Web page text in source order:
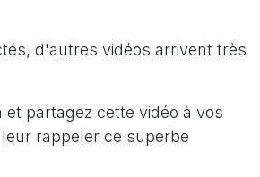
d'autres vidéos arrivent très
partagez cette vidéo à vos
rappeler ce superbe